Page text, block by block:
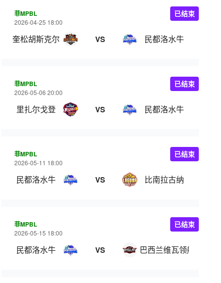
菲MPBL
2026-04-25 18:00
奎松胡斯克尔 VS 民都洛水牛
已结束
菲MPBL
2026-05-06 20:00
里扎尔戈登 VS 民都洛水牛
已结束
菲MPBL
2026-05-11 18:00
民都洛水牛 VS 比南拉古纳
已结束
菲MPBL
2026-05-15 18:00
民都洛水牛 VS 巴西兰维瓦领航
已结束